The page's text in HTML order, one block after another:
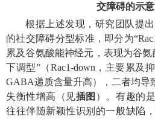
交障碍的示
根据上述发现，研究团队提
的社交障碍分型标准，即分为
累及谷氨酸能神经元，表现为谷氨
下调型”（Rac1-down，主要累及
GABA递质含量升高），二者均导
失衡性增高（见插图 ）。有趣的
往往伴随新颖性识别的一般缺陷